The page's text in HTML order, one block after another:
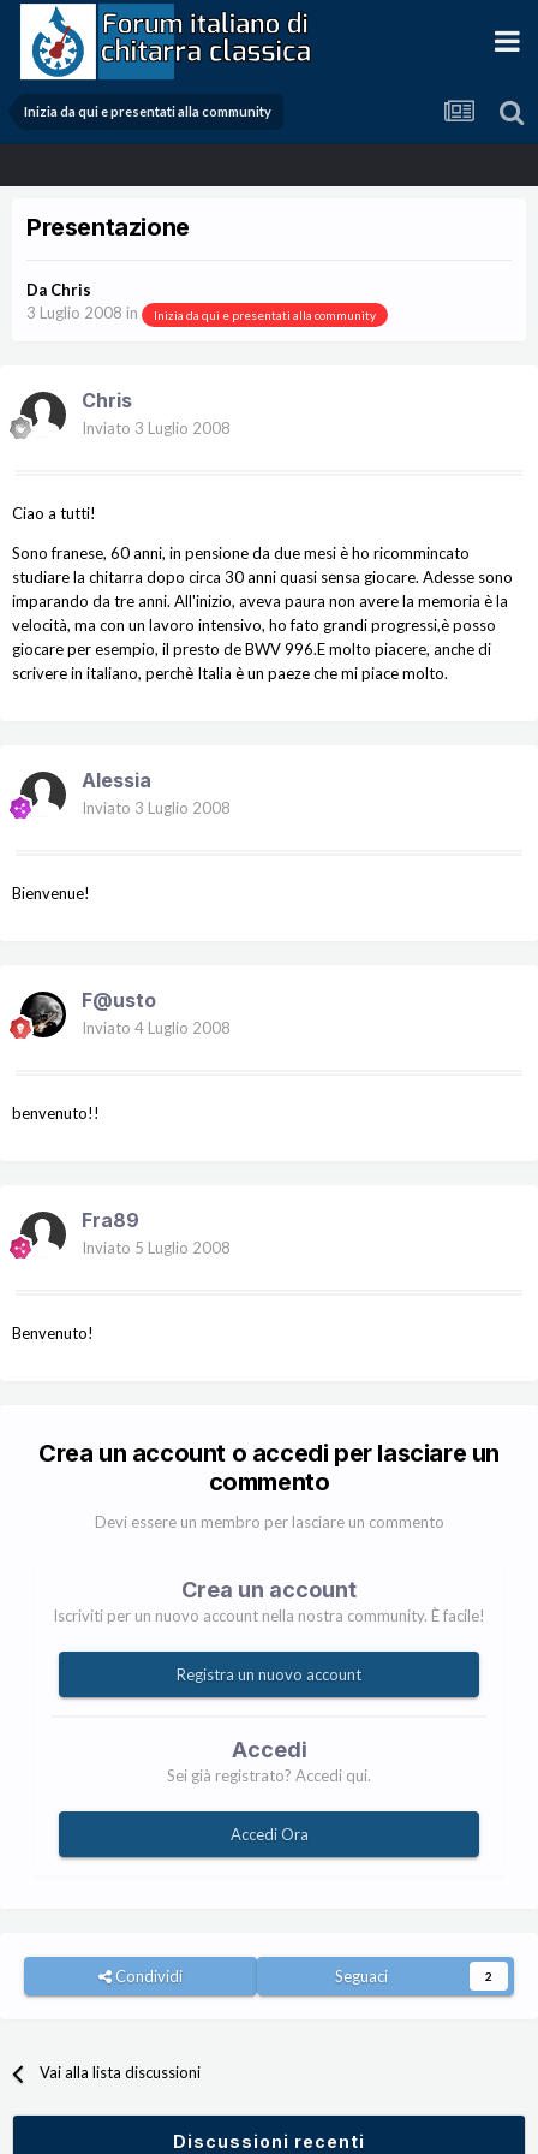
Inizia da qui e presentati alla community
Presentazione
Da Chris
3 Luglio 2008 in Inizia da qui e presentati alla community
Chris
Inviato 3 Luglio 2008
Ciao a tutti!
Sono franese, 60 anni, in pensione da due mesi è ho ricommincato
studiare la chitarra dopo circa 30 anni quasi sensa giocare. Adesse sono
imparando da tre anni. All'inizio, aveva paura non avere la memoria è la
velocità, ma con un lavoro intensivo, ho fato grandi progressi,è posso
giocare per esempio, il presto de BWV 996.E molto piacere, anche di
scrivere in italiano, perchè Italia è un paeze che mi piace molto.
Alessia
Inviato 3 Luglio 2008
Bienvenue!
F@usto
Inviato 4 Luglio 2008
benvenuto!!
Fra89
Inviato 5 Luglio 2008
Benvenuto!
Crea un account o accedi per lasciare un
commento
Devi essere un membro per lasciare un commento
Crea un account
Iscriviti per un nuovo account nella nostra community. È facile!
Registra un nuovo account
Accedi
Sei già registrato? Accedi qui.
Accedi Ora
Condividi Seguaci 2
Vai alla lista discussioni
Discussioni recenti